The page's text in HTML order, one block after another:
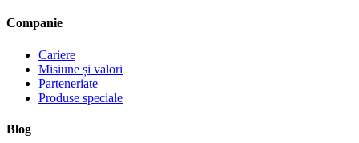
Companie
Cariere
Misiune și valori
Parteneriate
Produse speciale
Blog